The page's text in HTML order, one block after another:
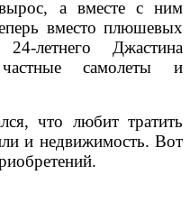
а вместе с ним
вместо плюшевых
Джастина
самолеты и
что любит тратить
и недвижимость. Вот